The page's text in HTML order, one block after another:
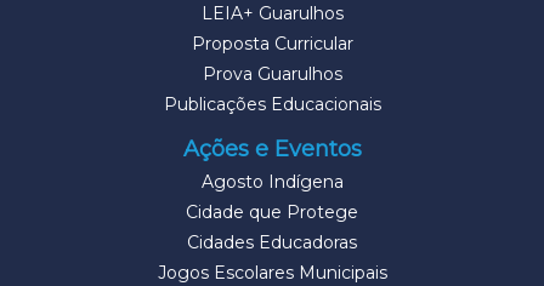
LEIA+ Guarulhos
Proposta Curricular
Prova Guarulhos
Publicações Educacionais
Ações e Eventos
Agosto Indígena
Cidade que Protege
Cidades Educadoras
Jogos Escolares Municipais